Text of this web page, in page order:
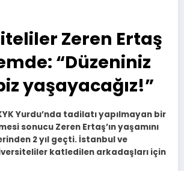
Zeren Ertaş
“Düzeniniz
yaşayacağız!”
KYK Yurdu’nda tadilatı yapılmayan bir
sonucu Zeren Ertaş’ın yaşamını
2 yıl geçti. İstanbul ve
katledilen arkadaşları için